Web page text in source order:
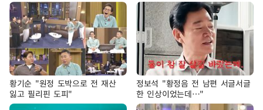
황기순 "원정 도박으로 전 재산
잃고 필리핀 도피"
정보석 "황정음 전 남편 서글서글
한 인상이었는데…"